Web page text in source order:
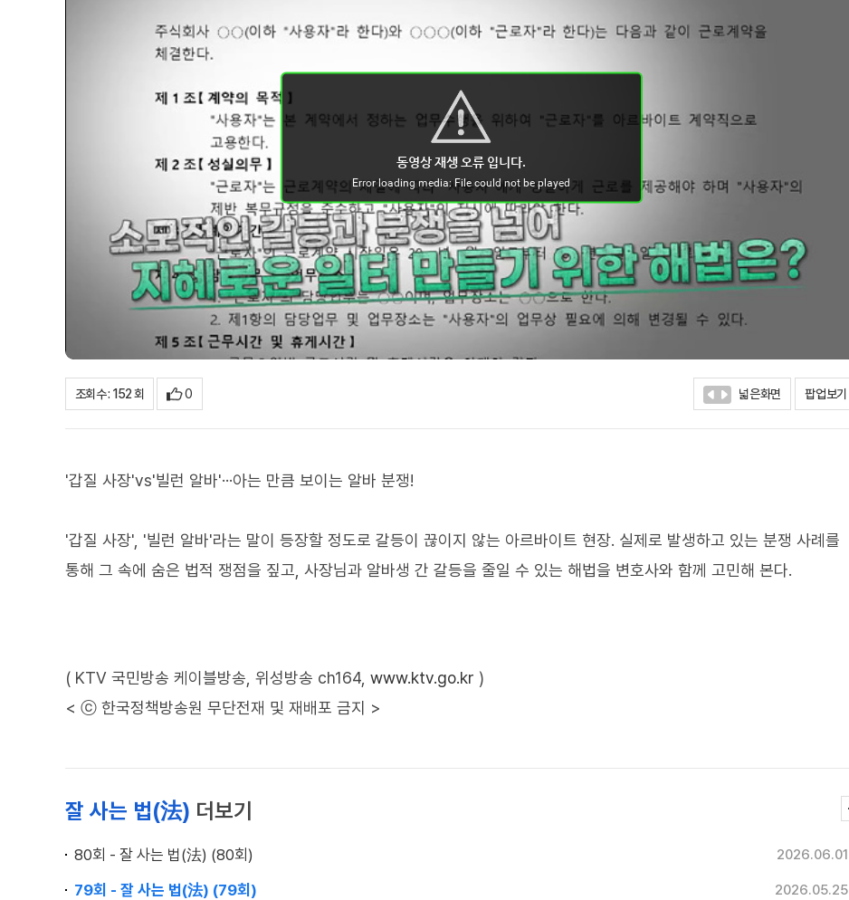
조회수 : 152 회 0 넓은화면 팝업보기
'갑질 사장'vs'빌런 알바'···아는 만큼 보이는 알바 분쟁!
'갑질 사장', '빌런 알바'라는 말이 등장할 정도로 갈등이 끊이지 않는 아르바이트 현장. 실제로 발생하고 있는 분쟁 사례를
통해 그 속에 숨은 법적 쟁점을 짚고, 사장님과 알바생 간 갈등을 줄일 수 있는 해법을 변호사와 함께 고민해 본다.
( KTV 국민방송 케이블방송, 위성방송 ch164, www.ktv.go.kr )
< ⓒ 한국정책방송원 무단전재 및 재배포 금지 >
잘 사는 법(法) 더보기
80회 - 잘 사는 법(法) (80회) 2026.06.01
79회 - 잘 사는 법(法) (79회) 2026.05.25